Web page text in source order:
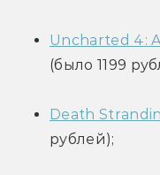
Uncharted 4:
(было 1199
Death
рублей);